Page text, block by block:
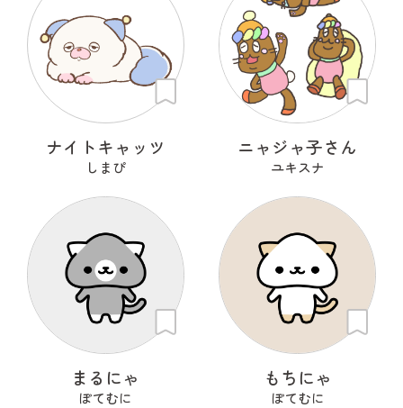
ナイトキャッツ
しまぴ
ニャジャ子さん
ユキスナ
まるにゃ
ぽてむに
もちにゃ
ぽてむに